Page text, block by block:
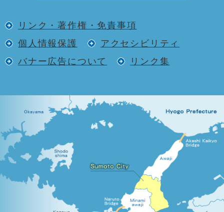
リンク・著作権・免責事項
個人情報保護
アクセシビリティ
バナー広告について
リンク集